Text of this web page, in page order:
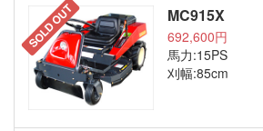
SOLD OUT MC915X
692,600円
馬力:15PS
刈幅:85cm